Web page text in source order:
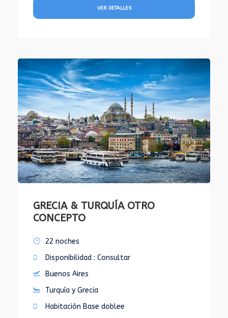
VER DETALLES
GRECIA & TURQUÍA OTRO
CONCEPTO
22 noches
Disponibilidad : Consultar
Buenos Aires
Turquía y Grecia
Habitación Base doblee